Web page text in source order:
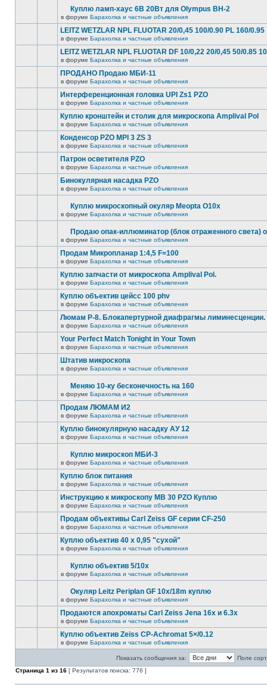
Куплю ламп-хаус 6В 20Вт для Olympus BH-2
в форуме Барахолка и частные объявления
LEITZ WETZLAR NPL FLUOTAR 20/0,45 100/0.90 PL 160/0.95
в форуме Барахолка и частные объявления
LEITZ WETZLAR NPL FLUOTAR DF 10/0,22 20/0,45 50/0.85
в форуме Барахолка и частные объявления
ПРОДАНО Продаю МБИ-11
в форуме Барахолка и частные объявления
Интерференционная головка UPI Zs1 PZO
в форуме Барахолка и частные объявления
Куплю кронштейн и столик для микроскопа Amplival Pol
в форуме Барахолка и частные объявления
Конденсор PZO MPI 3 ZS 3
в форуме Барахолка и частные объявления
Патрон осветителя PZO
в форуме Барахолка и частные объявления
Бинокулярная насадка PZO
в форуме Барахолка и частные объявления
Куплю микроскопный окуляр Meopta O10x
в форуме Барахолка и частные объявления
Продаю опак-иллюминатор (блок отраженного света)
в форуме Барахолка и частные объявления
Продам Микропланар 1:4,5 F=100
в форуме Барахолка и частные объявления
Куплю запчасти от микроскопа Amplival Pol.
в форуме Барахолка и частные объявления
Куплю объектив цейсс 100 phv
в форуме Барахолка и частные объявления
Люмам Р-8. Блокапертурной диафрагмы
в форуме Барахолка и частные объявления
Your Perfect Match Tonight in Your Town
в форуме Барахолка и частные объявления
Штатив микроскопа
в форуме Барахолка и частные объявления
Меняю 10-ку бесконечность на 160
в форуме Барахолка и частные объявления
Продам ЛЮМАМ И2
в форуме Барахолка и частные объявления
Куплю бинокулярную насадку АУ 12
в форуме Барахолка и частные объявления
Куплю микроскоп МБИ-3
в форуме Барахолка и частные объявления
Куплю блок питания
в форуме Барахолка и частные объявления
Инструкцию к микроскопу MB 30 PZO Куплю
в форуме Барахолка и частные объявления
Продам объективы Carl Zeiss GF серии CF-250
в форуме Барахолка и частные объявления
Куплю объектив 40 х 0,95 "сухой"
в форуме Барахолка и частные объявления
Куплю объектив 5/10х
в форуме Барахолка и частные объявления
Окуляр Leitz Periplan GF 10x/18m куплю
в форуме Барахолка и частные объявления
Продаются апохроматы Carl Zeiss Jena 16x и 6.3x
в форуме Барахолка и частные объявления
Куплю объектив Zeiss CP-Achromat 5×/0.12
в форуме Барахолка и частные объявления
Показать сообщения за:
Поле
Страница 1 из 16 [ Результатов поиска: 776 ]